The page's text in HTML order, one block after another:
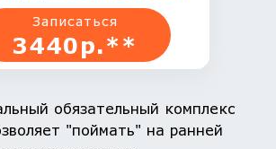
Записаться
3440р.**
обязательный комплекс
"поймать" на ранней